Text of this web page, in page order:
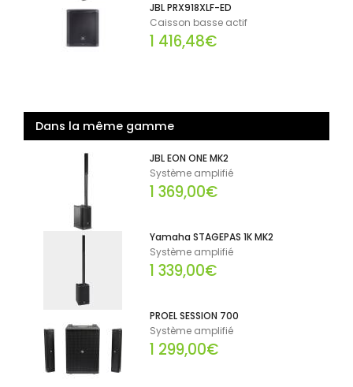
JBL PRX918XLF-ED
Caisson basse actif
1 416,48€
Dans la même gamme
JBL EON ONE MK2
Système amplifié
1 369,00€
Yamaha STAGEPAS 1K MK2
Système amplifié
1 339,00€
PROEL SESSION 700
Système amplifié
1 299,00€